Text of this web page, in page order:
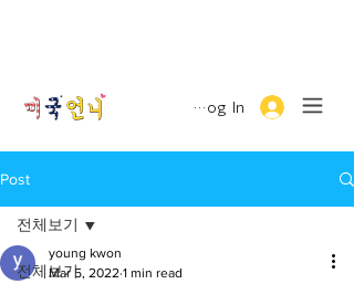
Log In
Post
전체보기
전체보기
young kwon
Mar 5, 2022 1 min read